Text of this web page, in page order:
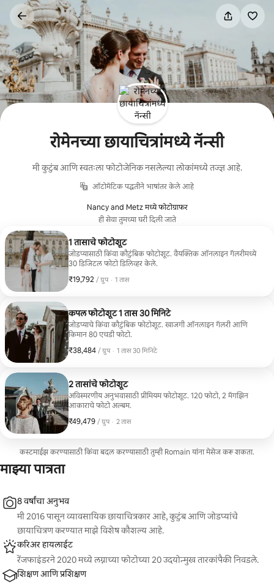
कंटेंटवर
रोमेनच्या छायाचित्रांमध्ये नॅन्सी
मी कुटुंब आणि स्वतःला फोटोजेनिक नसलेल्या लोकांमध्ये तज्ज्ञ आहे.
ऑटोमॅटिक पद्धतीने भाषांतर केले आहे
Nancy and Metz मध्ये फोटोग्राफर
ही सेवा तुमच्या घरी दिली जाते
1 तासाचे फोटोशूट
जोडप्यासाठी किंवा कौटुंबिक फोटोशूट. वैयक्तिक ऑनलाइन गॅलरीमध्ये
30 डिजिटल फोटो डिलिव्हर केले.
₹19,792 / ग्रुप
₹19,792, प्रति ग्रुप
, · 1 तास
कपल फोटोशूट 1 तास 30 मिनिटे
जोडप्याचे किंवा कौटुंबिक फोटोशूट. खाजगी ऑनलाइन गॅलरी आणि
किमान 80 एचडी फोटो.
₹38,484 / ग्रुप
₹38,484, प्रति ग्रुप
, · 1 तास 30 मिनिटे
2 तासांचे फोटोशूट
अविस्मरणीय अनुभवासाठी प्रीमियम फोटोशूट. 120 फोटो, 2 मॅगझिन
आकाराचे फोटो अल्बम.
₹49,479 / ग्रुप
₹49,479, प्रति ग्रुप
, · 2 तास
कस्टमाईझ करण्यासाठी किंवा बदल करण्यासाठी तुम्ही Romain यांना मेसेज करू शकता.
माझ्या पात्रता
8 वर्षांचा अनुभव
मी 2016 पासून व्यावसायिक छायाचित्रकार आहे, कुटुंब आणि जोडप्यांचे
छायाचित्रण करण्यात माझे विशेष कौशल्य आहे.
करिअर हायलाईट
रेंजफाइंडरने 2020 मध्ये लग्नाच्या फोटोच्या 20 उदयोन्मुख तारकांपैकी निवडले.
शिक्षण आणि प्रशिक्षण